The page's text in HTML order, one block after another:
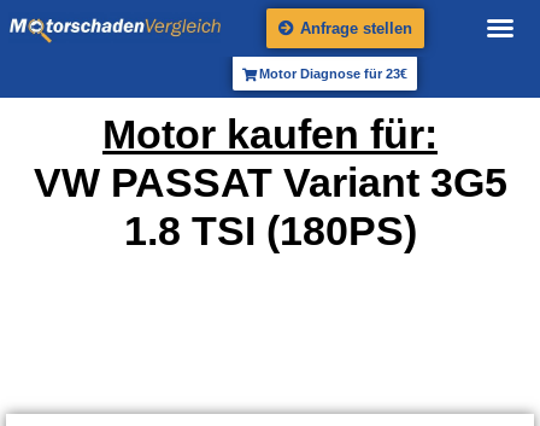
Anfrage stellen
Motor Diagnose für 23€
Motor kaufen für:
VW PASSAT Variant 3G5
1.8 TSI (180PS)